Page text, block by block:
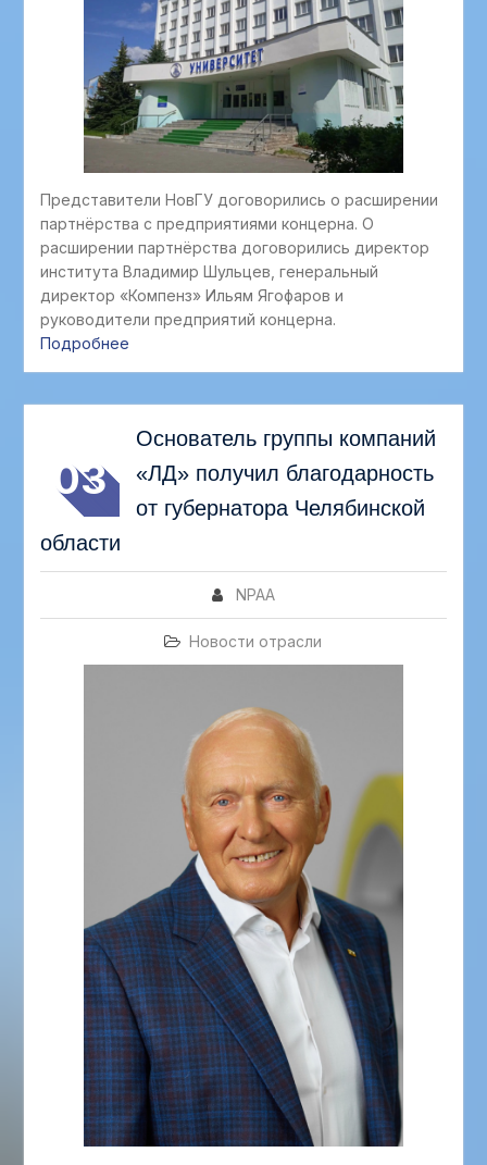
Представители НовГУ договорились о расширении
партнёрства с предприятиями концерна. О
расширении партнёрства договорились директор
института Владимир Шульцев, генеральный
директор «Компенз» Ильям Ягофаров и
руководители предприятий концерна.
Подробнее
03
Основатель группы компаний
«ЛД» получил благодарность
от губернатора Челябинской
области
NPAA
Новости отрасли